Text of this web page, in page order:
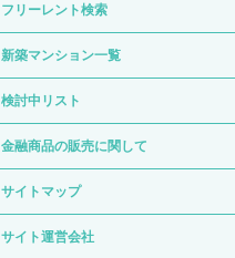
フリーレント検索
新築マンション一覧
検討中リスト
金融商品の販売に関して
サイトマップ
サイト運営会社